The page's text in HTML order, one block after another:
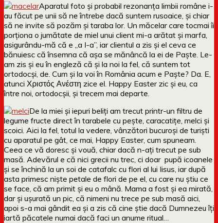
Aparatul foto și probabil rezonanța limbii române i-
au făcut pe unii să ne întrebe dacă suntem rusoaice, și chiar
să ne invite să pozăm și taraba lor. Un măcelar care tocmai îi
porționa o jumătate de miel unui client mi-a arătat și marfa,
asigurându-mă că e „a I-a”, iar clientul a zis și el ceva ce
bănuiesc că însemna că așa se mănâncă la ei de Paște. Le-
am zis și eu în engleză că și la noi la fel, că suntem tot
ortodocși, de. Cum și la voi în România acum e Paște? Da. E,
atunci Χριστός Ανέστη zice el. Happy Easter zic și eu, ca
între noi, ortodocșii, și trecem mai departe.
De la miei și iepuri beliți am trecut printr-un filtru de
legume fructe direct în tarabele cu pește, caracatițe, melci și
scoici. Aici la fel, totul la vedere, vânzători bucuroși de turiști
cu aparatul pe gât, ce mai, Happy Easter, cum spuneam.
Ceea ce vă doresc și vouă, chiar dacă n-ați trecut pe sub
masă. Adevărul e că nici grecii nu trec, ci doar pupă icoanele
și se închină la un soi de catafalc cu flori al lui Iisus, iar după
asta primesc niște petale de flori de pe el, cu care nu știu ce
se face, că am primit și eu o mână. Mama a fost și ea mirată,
dar și ușurată un pic, că nimeni nu trece pe sub masă aici,
apoi s-a mai gândit ea și a zis că cine știe dacă Dumnezeu îți
iartă păcatele numai dacă faci un anume ritual…